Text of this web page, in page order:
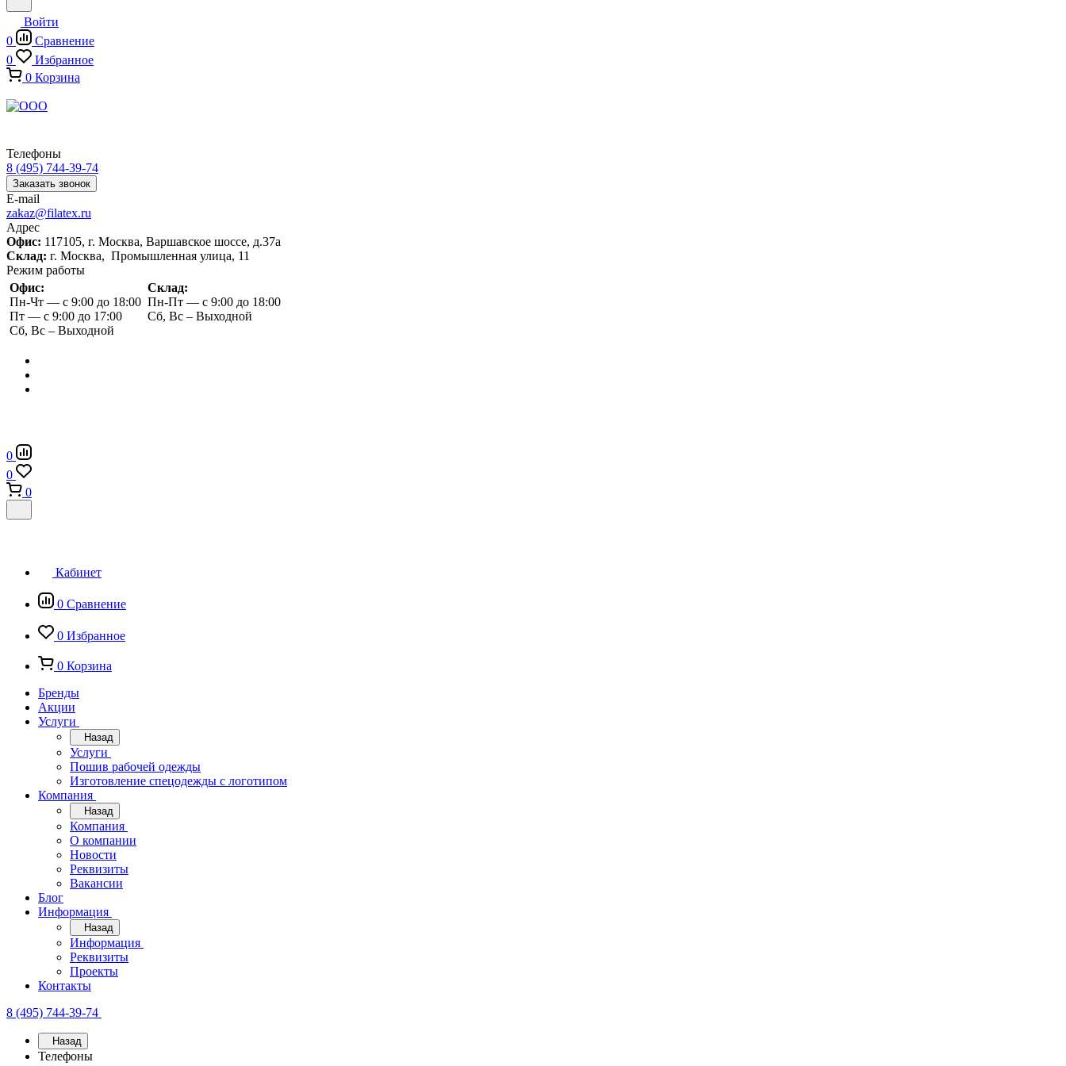
Войти
0
Сравнение
0
Избранное
0 Корзина
Телефоны
8 (495) 744-39-74
Заказать звонок
E-mail
zakaz@filatex.ru
Адрес
Офис: 117105, г. Москва, Варшавское шоссе, д.37а
Склад: г. Москва, Промышленная улица, 11
Режим работы
Офис:
Пн-Чт — с 9:00 до 18:00
Пт — с 9:00 до 17:00
Сб, Вс – Выходной
Склад:
Пн-Пт — с 9:00 до 18:00
Сб, Вс – Выходной
0
0
0
Кабинет
0 Сравнение
0 Избранное
0 Корзина
Бренды
Акции
Услуги
Назад
Услуги
Пошив рабочей одежды
Изготовление спецодежды с логотипом
Компания
Назад
Компания
О компании
Новости
Реквизиты
Вакансии
Блог
Информация
Назад
Информация
Реквизиты
Проекты
Контакты
8 (495) 744-39-74
Назад
Телефоны